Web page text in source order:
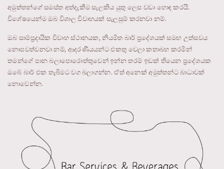
අමුත්තන්ගේ සමස්ත අත්දැකීම සැලකිය යුතු ලෙස වඩා හොඳ කරයි.
විශේෂයෙන්ම ඔබ විශාල විවාහයක් සැලසුම් කරනවා නම්.
ඔබ සාම්ප්‍රදායික විවාහ ස්ථානයක, නියමිත බාර් ප්‍රදේශයක් සමඟ උත්සවය
නොපවත්වනවා නම්, ආදරණීයයන්ට එකතු වෙලා කතාබහ කරමින්
තමන්ගේ පාන බලාපොරොත්තුවෙන් ඉන්න තරම් ඉඩක් තියෙන ප්‍රදේශයක
ඔබේ බාර් එක තැබීමට වග බලාගන්න. ඒත් අනෙක් අමුත්තන්ට බාධාවක්
නොවෙන්න.